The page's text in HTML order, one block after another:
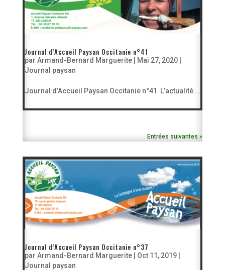
Journal d’Accueil Paysan Occitanie n°41
par Armand-Bernard Marguerite| Mai 27, 2020|
Journal paysan
Journal d’Accueil Paysan Occitanie n°41 L’actualité...
Entrées suivantes »
Journal d’Accueil Paysan Occitanie n°37
par Armand-Bernard Marguerite| Oct 11, 2019|
Journal paysan